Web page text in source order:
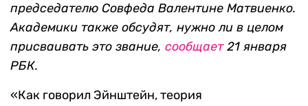
председателю Совфеда Валентине Матвиенко.
Академики также обсудят, нужно ли в целом
присваивать это звание, сообщает21 января
РБК.
«Как говорил Эйнштейн, теория